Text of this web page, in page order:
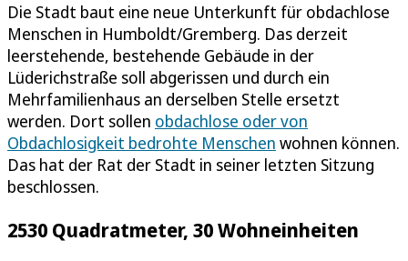
Die Stadt baut eine neue Unterkunft für obdachlose
Menschen in Humboldt/Gremberg. Das derzeit
leerstehende, bestehende Gebäude in der
Lüderichstraße soll abgerissen und durch ein
Mehrfamilienhaus an derselben Stelle ersetzt
werden. Dort sollen obdachlose oder von
Obdachlosigkeit bedrohte Menschen wohnen können.
Das hat der Rat der Stadt in seiner letzten Sitzung
beschlossen.
2530 Quadratmeter, 30 Wohneinheiten